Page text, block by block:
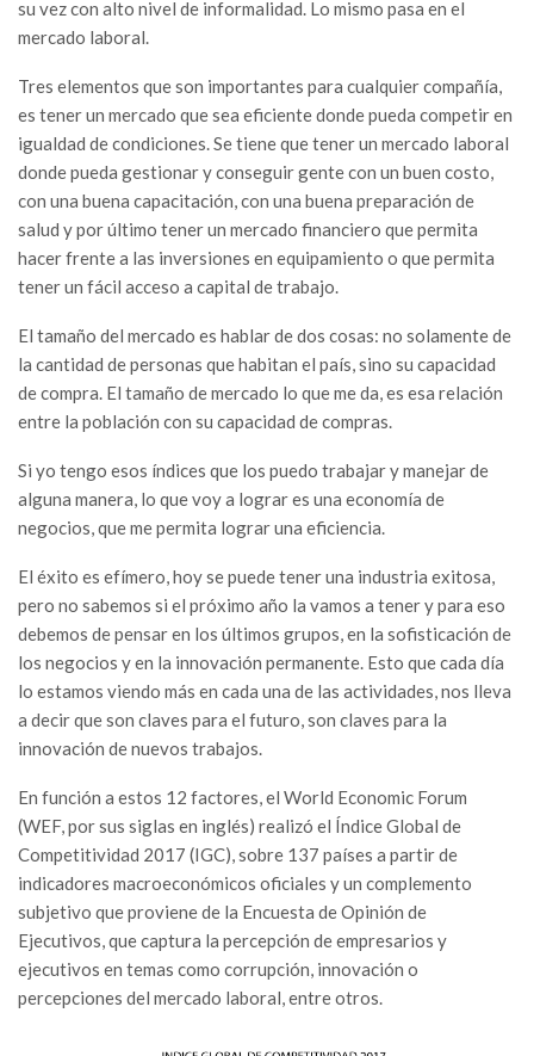
su vez con alto nivel de informalidad. Lo mismo pasa en el
mercado laboral.
Tres elementos que son importantes para cualquier compañía,
es tener un mercado que sea eficiente donde pueda competir en
igualdad de condiciones. Se tiene que tener un mercado laboral
donde pueda gestionar y conseguir gente con un buen costo,
con una buena capacitación, con una buena preparación de
salud y por último tener un mercado financiero que permita
hacer frente a las inversiones en equipamiento o que permita
tener un fácil acceso a capital de trabajo.
El tamaño del mercado es hablar de dos cosas: no solamente de
la cantidad de personas que habitan el país, sino su capacidad
de compra. El tamaño de mercado lo que me da, es esa relación
entre la población con su capacidad de compras.
Si yo tengo esos índices que los puedo trabajar y manejar de
alguna manera, lo que voy a lograr es una economía de
negocios, que me permita lograr una eficiencia.
El éxito es efímero, hoy se puede tener una industria exitosa,
pero no sabemos si el próximo año la vamos a tener y para eso
debemos de pensar en los últimos grupos, en la sofisticación de
los negocios y en la innovación permanente. Esto que cada día
lo estamos viendo más en cada una de las actividades, nos lleva
a decir que son claves para el futuro, son claves para la
innovación de nuevos trabajos.
En función a estos 12 factores, el World Economic Forum
(WEF, por sus siglas en inglés) realizó el Índice Global de
Competitividad 2017 (IGC), sobre 137 países a partir de
indicadores macroeconómicos oficiales y un complemento
subjetivo que proviene de la Encuesta de Opinión de
Ejecutivos, que captura la percepción de empresarios y
ejecutivos en temas como corrupción, innovación o
percepciones del mercado laboral, entre otros.